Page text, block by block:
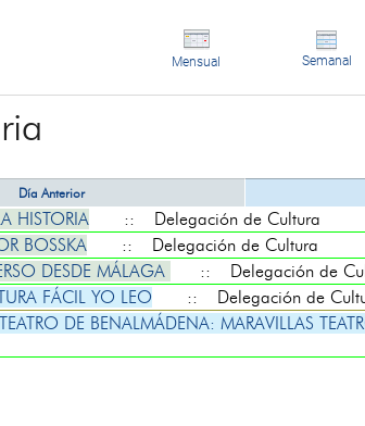
Mensual Semanal
Día Anterior
HISTORIA
:: Delegación de Cultura
BOSSKA
:: Delegación de Cultura
DESDE MÁLAGA
:: Delegación de
FÁCIL YO LEO
:: Delegación de
DE BENALMÁDENA: MARAVILLAS